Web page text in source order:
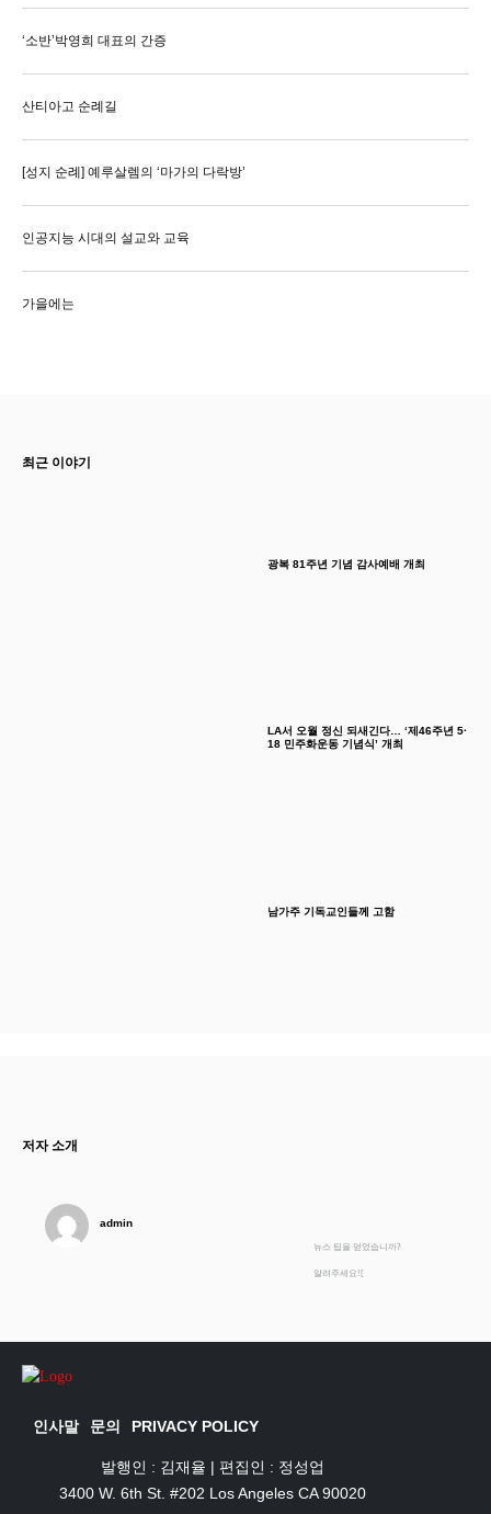
‘소반’박영희 대표의 간증
산티아고 순례길
[성지 순례] 예루살렘의 ‘마가의 다락방’
인공지능 시대의 설교와 교육
가을에는
최근 이야기
광복 81주년 기념 감사예배 개최
LA서 오월 정신 되새긴다… ‘제46주년 5·
18 민주화운동 기념식’ 개최
남가주 기독교인들께 고함
저자 소개
admin
뉴스 팁을 얻었습니까?
알려주세요![
인사말 문의 PRIVACY POLICY
발행인 : 김재율 | 편집인 : 정성업
3400 W. 6th St. #202 Los Angeles CA 90020